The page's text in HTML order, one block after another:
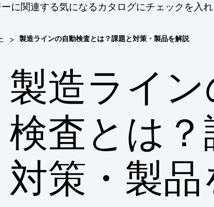
に関連する気になるカタログにチェックを入
> 製造ラインの自動検査とは？課題と対策・製品を解説
製造ライ
検査とは？
対策・製